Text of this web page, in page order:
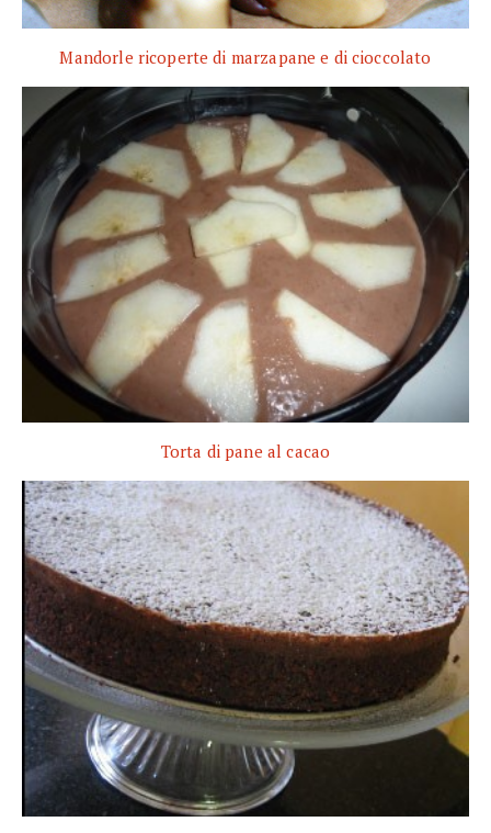
Mandorle ricoperte di marzapane e di cioccolato
Torta di pane al cacao